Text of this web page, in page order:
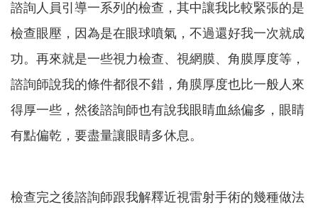
諮詢人員引導一系列的檢查，其中讓我比較緊張的是
檢查眼壓，因為是在眼球噴氣，不過還好我一次就成
功。再來就是一些視力檢查、視網膜、角膜厚度等，
諮詢師說我的條件都很不錯，角膜厚度也比一般人來
得厚一些，然後諮詢師也有說我眼睛血絲偏多，眼睛
有點偏乾，要盡量讓眼睛多休息。
檢查完之後諮詢師跟我解釋近視雷射手術的幾種做法